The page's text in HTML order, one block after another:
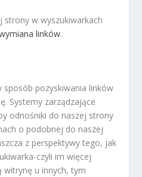
strony w wyszukiwarkach
linków.
pozyskiwania linków
Systemy zarządzające
odnośniki do naszej strony
o podobnej do naszej
z perspektywy tego, jak
czyli im więcej
witrynę u innych, tym